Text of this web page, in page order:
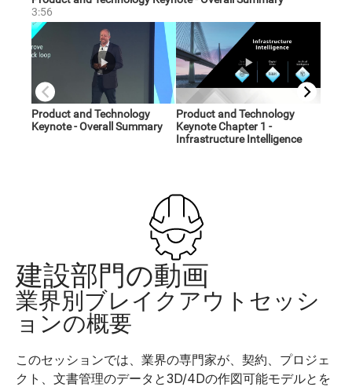
建設部門の動画
業界別ブレイクアウトセッシ
ョンの概要
このセッションでは、業界の専門家が、契約、プロジェ
クト、文書管理のデータと3D/4Dの作図可能モデルとを